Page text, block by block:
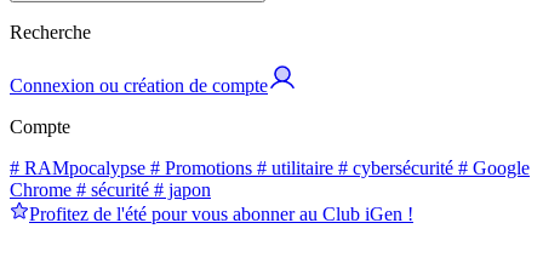
Recherche
Connexion ou création de compte
Compte
# RAMpocalypse # Promotions # utilitaire # cybersécurité # Google
Chrome # sécurité # japon
Profitez de l'été pour vous abonner au Club iGen !